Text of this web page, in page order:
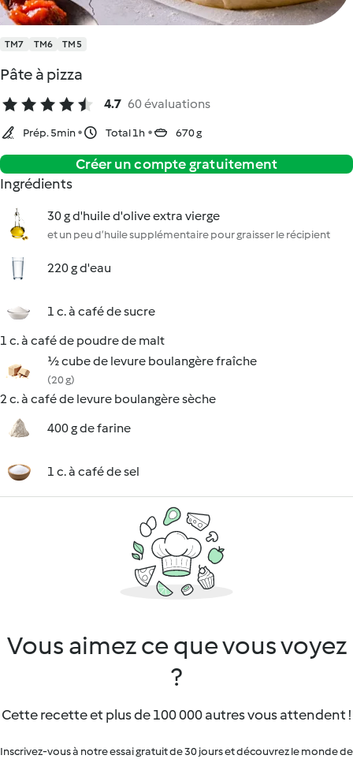
TM7 TM6 TM5
Pâte à pizza
4.7 60 évaluations
Prép. 5min Total 1h 670 g
Créer un compte gratuitement
Ingrédients
30 g d'huile d'olive extra vierge
et un peu d’huile supplémentaire pour graisser le récipient
220 g d'eau
1 c. à café de sucre
1 c. à café de poudre de malt
½ cube de levure boulangère fraîche
(20 g)
2 c. à café de levure boulangère sèche
400 g de farine
1 c. à café de sel
Vous aimez ce que vous voyez
?
Cette recette et plus de 100 000 autres vous attendent !
Inscrivez-vous à notre essai gratuit de 30 jours et découvrez le monde de